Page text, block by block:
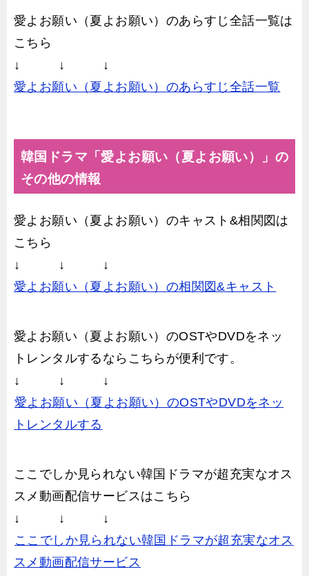
愛よお願い（夏よお願い）のあらすじ全話一覧は
こちら
↓ ↓ ↓
愛よお願い（夏よお願い）のあらすじ全話一覧
韓国ドラマ「愛よお願い（夏よお願い）」の
その他の情報
愛よお願い（夏よお願い）のキャスト&相関図は
こちら
↓ ↓ ↓
愛よお願い（夏よお願い）の相関図&キャスト
愛よお願い（夏よお願い）のOSTやDVDをネッ
トレンタルするならこちらが便利です。
↓ ↓ ↓
愛よお願い（夏よお願い）のOSTやDVDをネッ
トレンタルする
ここでしか見られない韓国ドラマが超充実なオス
スメ動画配信サービスはこちら
↓ ↓ ↓
ここでしか見られない韓国ドラマが超充実なオス
スメ動画配信サービス